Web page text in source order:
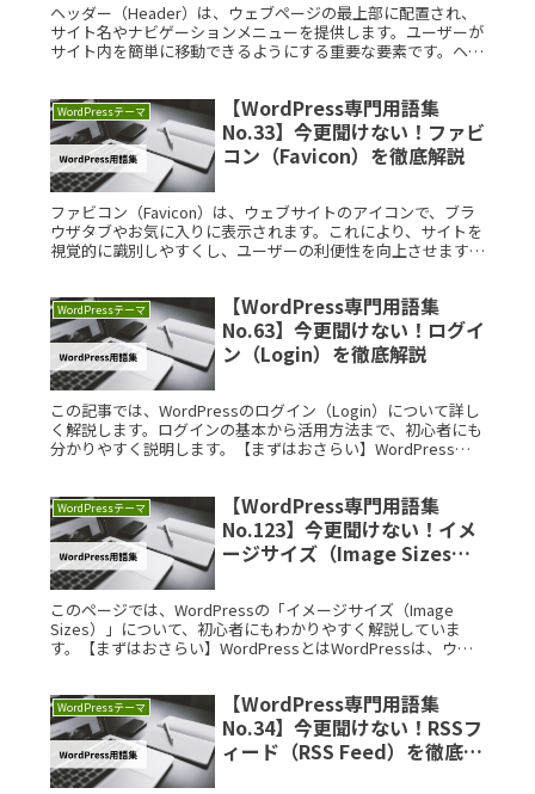
ヘッダー（Header）は、ウェブページの最上部に配置され、
サイト名やナビゲーションメニューを提供します。ユーザーが
サイト内を簡単に移動できるようにする重要な要素です。ヘッ
感的な操作を促進します。
WordPressテーマ
【WordPress専門用語集
No.33】今更聞けない！ファビ
コン（Favicon）を徹底解説
ファビコン（Favicon）は、ウェブサイトのアイコンで、ブラ
ウザタブやお気に入りに表示されます。これにより、サイトを
視覚的に識別しやすくし、ユーザーの利便性を向上させます。
を促進する効果があります。
WordPressテーマ
【WordPress専門用語集
No.63】今更聞けない！ログイ
ン（Login）を徹底解説
この記事では、WordPressのログイン（Login）について詳し
く解説します。ログインの基本から活用方法まで、初心者にも
分かりやすく説明します。【まずはおさらい】WordPressと
WordPressテーマ
【WordPress専門用語集
No.123】今更聞けない！イメ
ージサイズ（Image Sizes）
このページでは、WordPressの「イメージサイズ（Image
Sizes）」について、初心者にもわかりやすく解説していま
す。【まずはおさらい】WordPressとはWordPressは、ウェ
WordPressテーマ
【WordPress専門用語集
No.34】今更聞けない！RSSフ
ィード（RSS Feed）を徹底解